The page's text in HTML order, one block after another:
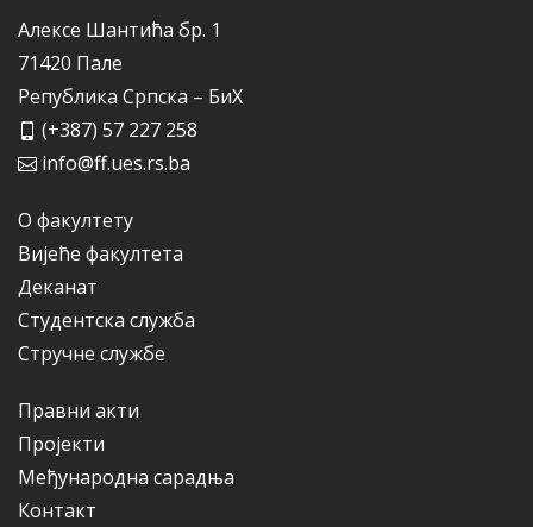
Алексе Шантића бр. 1
71420 Пале
Република Српска – БиХ
(+387) 57 227 258
info@ff.ues.rs.ba
О факултету
Вијеће факултета
Деканат
Студентска служба
Стручне службе
Правни акти
Пројекти
Међународна сарадња
Контакт